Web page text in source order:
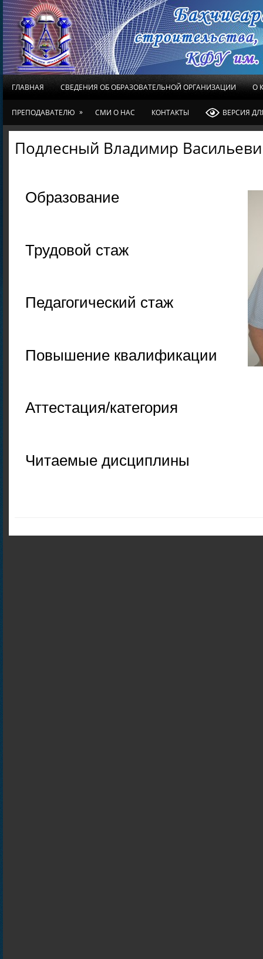
ГЛАВНАЯ СВЕДЕНИЯ ОБ ОБРАЗОВАТЕЛЬНОЙ ОРГАНИЗАЦИИ О
ПРЕПОДАВАТЕЛЮ » СМИ О НАС КОНТАКТЫ ВЕРСИЯ
Подлесный Владимир
Образование
Трудовой стаж
Педагогический стаж
Повышение квалификации
Аттестация/категория
Читаемые дисциплины